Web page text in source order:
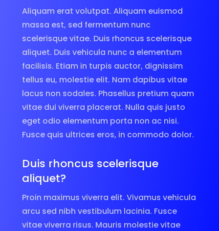
Aliquam erat volutpat. Aliquam euismod
massa est, sed fermentum nunc
scelerisque vitae. Duis rhoncus scelerisque
aliquet. Duis vehicula nunc a elementum
facilisis. Etiam in turpis auctor, dignissim
tellus eu, molestie elit. Nam dapibus vitae
lacus non sodales. Phasellus pretium quam
vitae dui viverra placerat. Nulla quis justo
eget odio elementum porta non ac nisi.
Fusce quis ultrices eros, in commodo dolor.
Duis rhoncus scelerisque
aliquet?
Proin maximus viverra elit. Vivamus vehicula
arcu sed nibh vestibulum lacinia. Fusce
vitae viverra risus. Mauris molestie vitae